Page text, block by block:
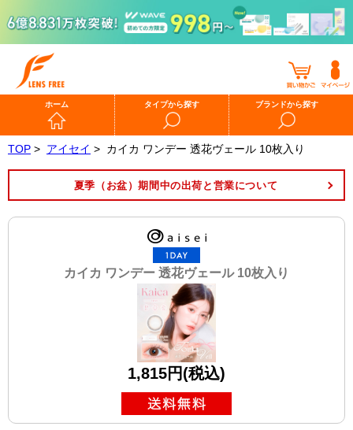
ホーム タイプから探す ブランドから探す
TOP > アイセイ > カイカ ワンデー 透花ヴェール 10枚入り
夏季（お盆）期間中の出荷と営業について
カイカ ワンデー 透花ヴェール 10枚入り
1,815円(税込)